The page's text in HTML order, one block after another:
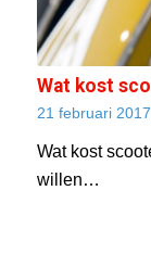
Wat kost
21 februari 2017
Wat kost
willen…